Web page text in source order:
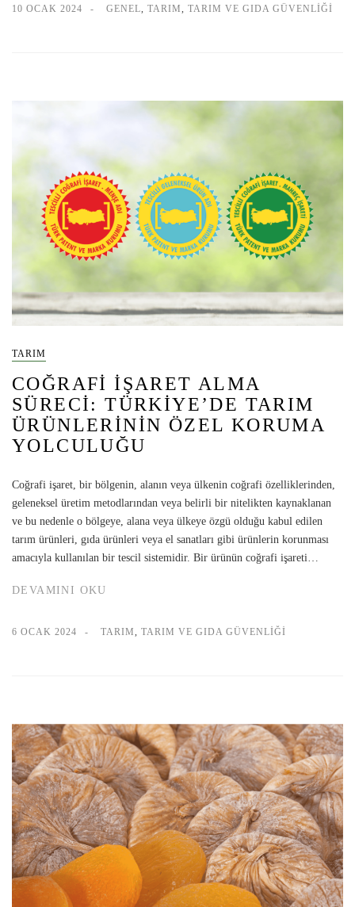
10 OCAK 2024 GENEL TARIM TARIM VE GIDA GÜVENLIĞI
TARIM
COĞRAFI İŞARET ALMA
SÜRECI: TÜRKIYE’DE TARIM
ÜRÜNLERININ ÖZEL KORUMA
YOLCULUĞU
Coğrafi işaret, bir bölgenin, alanın veya ülkenin coğrafi özelliklerinden,
geleneksel üretim metodlarından veya belirli bir nitelikten kaynaklanan
ve bu nedenle o bölgeye, alana veya ülkeye özgü olduğu kabul edilen
tarım ürünleri, gıda ürünleri veya el sanatları gibi ürünlerin korunması
amacıyla kullanılan bir tescil sistemidir. Bir ürünün coğrafi işareti…
DEVAMINI OKU
6 OCAK 2024 TARIM, TARIM VE GIDA GÜVENLIĞI